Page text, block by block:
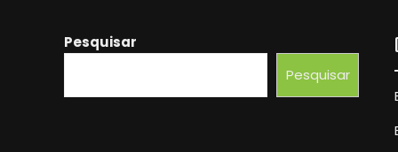
Pesquisar
Pesquisar